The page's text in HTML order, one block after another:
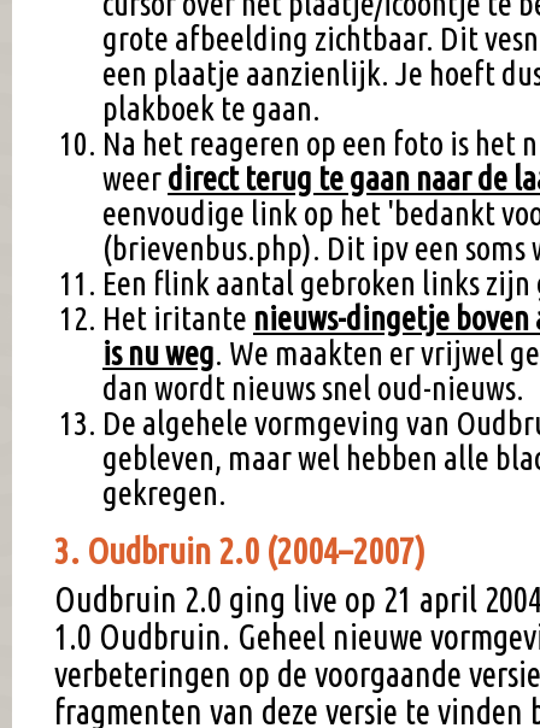
grote afbeelding zichtbaar. Dit
een plaatje aanzienlijk. Je hoeft
plakboek te gaan.
Na het reageren op een foto is het
weerdirect terug te gaan naar de
eenvoudige link op het 'bedankt
(brievenbus.php). Dit ipv een soms
Een flink aantal gebroken links
Het iritante nieuws-dingetje boven
is nu weg. We maakten er vrijwel
dan wordt nieuws snel oud-nieuws.
De algehele vormgeving van
gebleven, maar wel hebben alle
gekregen.
3. Oudbruin 2.0 (2004–2007)
Oudbruin 2.0 ging live op 21 april
1.0 Oudbruin. Geheel nieuwe
verbeteringen op de voorgaande
fragmenten van deze versie te